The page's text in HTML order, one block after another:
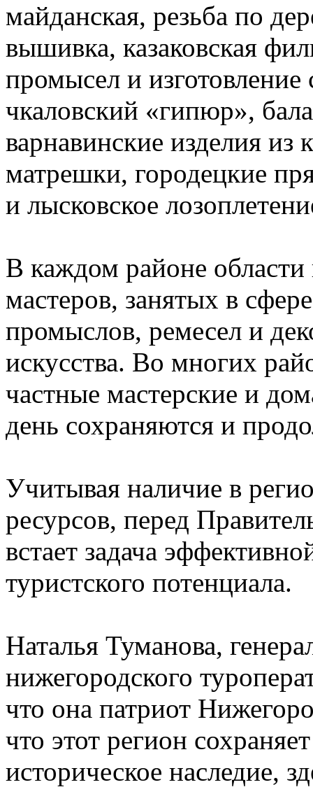
майданская, резьба по
вышивка, казаковская
промысел и
чкаловский «гипюр»,
варнавинские изделия из
матрешки, городецкие
и лысковское
В каждом районе области
мастеров, занятых в
промыслов, ремесел и
искусства. Во многих
частные мастерские и
день сохраняются и
Учитывая наличие в
ресурсов, перед
встает задача
туристского потенциала.
Наталья Туманова,
нижегородского
что она патриот
что этот регион
историческое наследие,